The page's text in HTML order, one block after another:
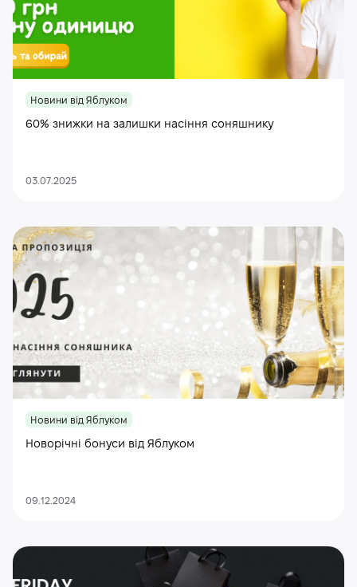
Новини від Яблуком
60% знижки на залишки насіння соняшнику
03.07.2025
Новини від Яблуком
Новорічні бонуси від Яблуком
09.12.2024